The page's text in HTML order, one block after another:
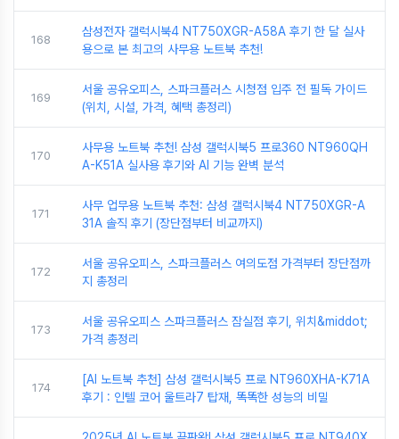
168
삼성전자 갤럭시북4 NT750XGR-A58A 후기 한 달 실사
용으로 본 최고의 사무용 노트북 추천!
169
서울 공유오피스, 스파크플러스 시청점 입주 전 필독 가이드
(위치, 시설, 가격, 혜택 총정리)
170
사무용 노트북 추천! 삼성 갤럭시북5 프로360 NT960QH
A-K51A 실사용 후기와 AI 기능 완벽 분석
171
사무 업무용 노트북 추천: 삼성 갤럭시북4 NT750XGR-A
31A 솔직 후기 (장단점부터 비교까지)
172
서울 공유오피스, 스파크플러스 여의도점 가격부터 장단점까
지 총정리
173
서울 공유오피스 스파크플러스 잠실점 후기, 위치&middot;
가격 총정리
174
[AI 노트북 추천] 삼성 갤럭시북5 프로 NT960XHA-K71A
후기 : 인텔 코어 울트라7 탑재, 똑똑한 성능의 비밀